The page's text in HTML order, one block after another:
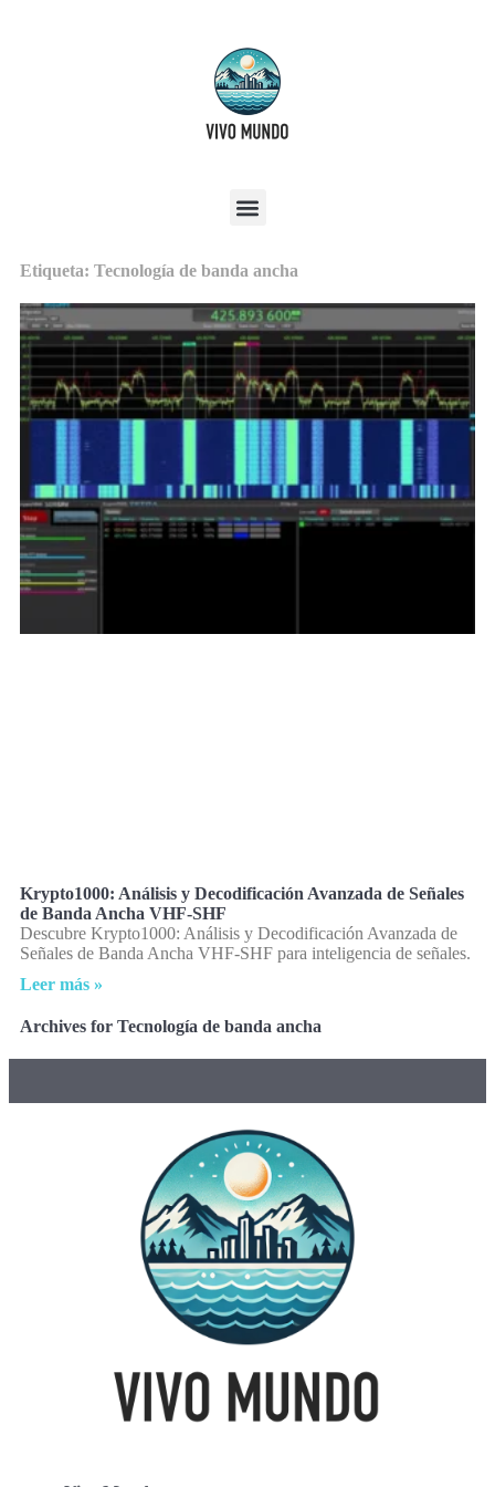
Etiqueta: Tecnología de banda ancha
Krypto1000: Análisis y Decodificación Avanzada de Señales
de Banda Ancha VHF-SHF
Descubre Krypto1000: Análisis y Decodificación Avanzada de
Señales de Banda Ancha VHF-SHF para inteligencia de señales.
Leer más »
Archives for Tecnología de banda ancha